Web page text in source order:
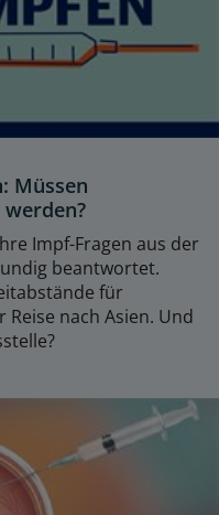
Müssen
Impf-Fragen aus der
beantwortet.
für
nach Asien. Und